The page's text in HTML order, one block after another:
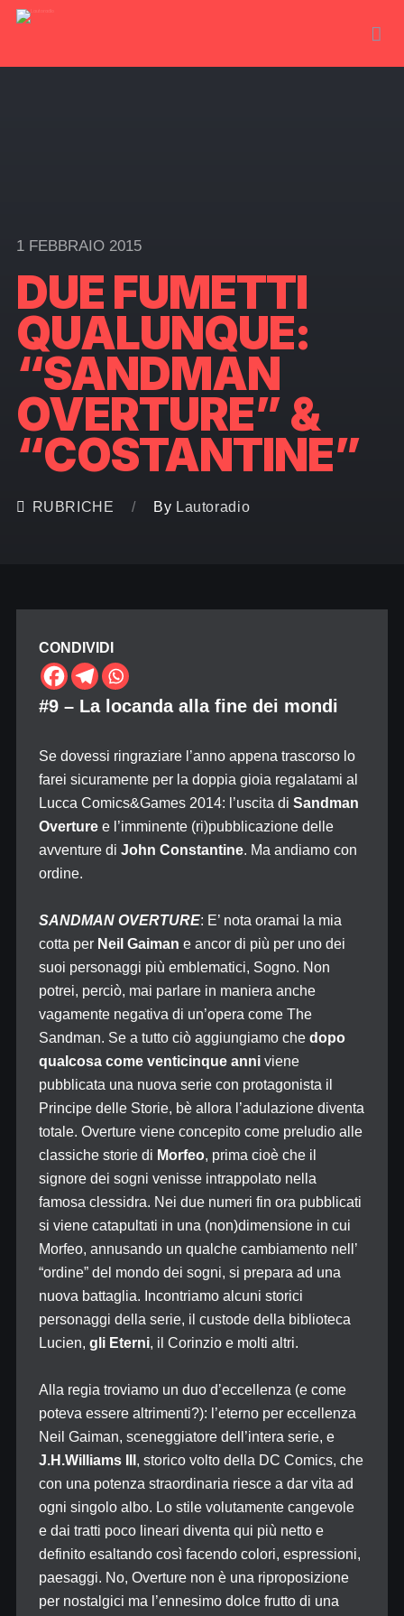
1 FEBBRAIO 2015
DUE FUMETTI
QUALUNQUE:
“SANDMAN
OVERTURE” &
“COSTANTINE”
RUBRICHE By Lautoradio
CONDIVIDI
#9 – La locanda alla fine dei mondi
Se dovessi ringraziare l’anno appena trascorso lo
farei sicuramente per la doppia gioia regalatami al
Lucca Comics&Games 2014: l’uscita di Sandman
Overturee l’imminente (ri)pubblicazione delle
avventure di John Constantine. Ma andiamo con
ordine.
SANDMAN OVERTURE: E’ nota oramai la mia
cotta perNeil Gaiman e ancor di più per uno dei
suoi personaggi più emblematici, Sogno. Non
potrei, perciò, mai parlare in maniera anche
vagamente negativa di un’opera come The
Sandman. Se a tutto ciò aggiungiamo che dopo
qualcosa come venticinque anniviene
pubblicata una nuova serie con protagonista il
Principe delle Storie, bè allora l’adulazione diventa
totale. Overture viene concepito come preludio alle
classiche storie di Morfeo, prima cioè che il
signore dei sogni venisse intrappolato nella
famosa clessidra. Nei due numeri fin ora pubblicati
si viene catapultati in una (non)dimensione in cui
Morfeo, annusando un qualche cambiamento nell’
“ordine” del mondo dei sogni, si prepara ad una
nuova battaglia. Incontriamo alcuni storici
personaggi della serie, il custode della biblioteca
Lucien, gli Eterni, il Corinzio e molti altri.
Alla regia troviamo un duo d’eccellenza (e come
poteva essere altrimenti?): l’eterno per eccellenza
Neil Gaiman, sceneggiatore dell’intera serie, e
J.H.Williams III , storico volto della DC Comics, che
con una potenza straordinaria riesce a dar vita ad
ogni singolo albo. Lo stile volutamente cangevole
e dai tratti poco lineari diventa qui più netto e
definito esaltando così facendo colori, espressioni,
paesaggi. No, Overture non è una riproposizione
per nostalgici ma l’ennesimo dolce frutto di una